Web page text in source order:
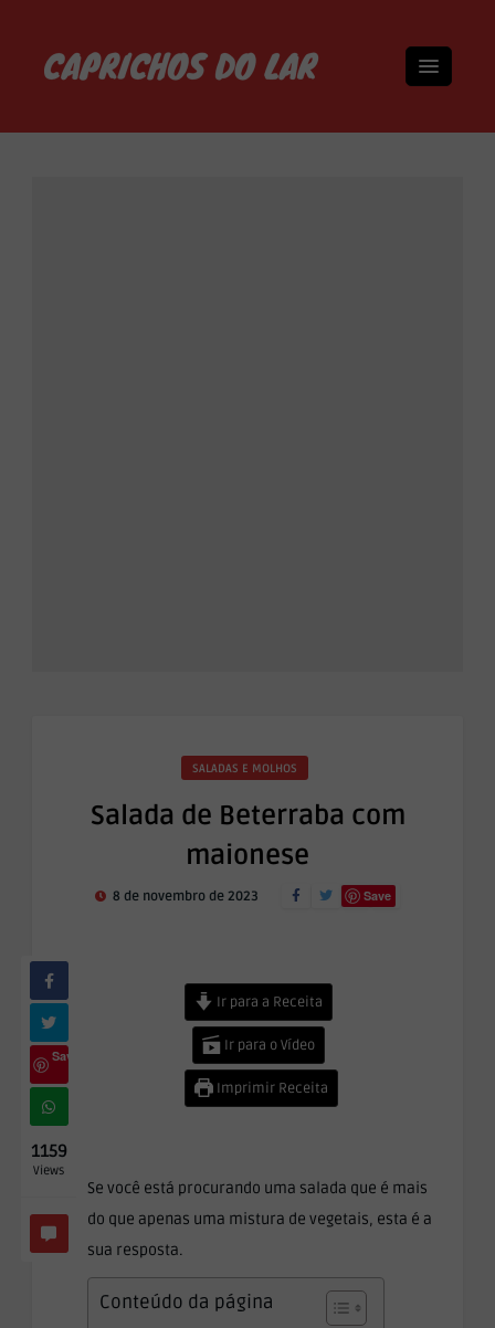
SALADAS E MOLHOS
Salada de Beterraba com
maionese
8 de novembro de 2023 Save
Save
1159
Views
Ir para a Receita
Ir para o Vídeo
Imprimir Receita
Se você está procurando uma salada que é mais
do que apenas uma mistura de vegetais, esta é a
sua resposta.
Conteúdo da página